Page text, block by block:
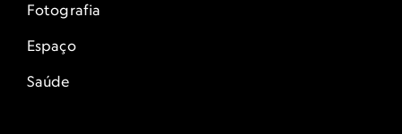
Fotografia
Espaço
Saúde